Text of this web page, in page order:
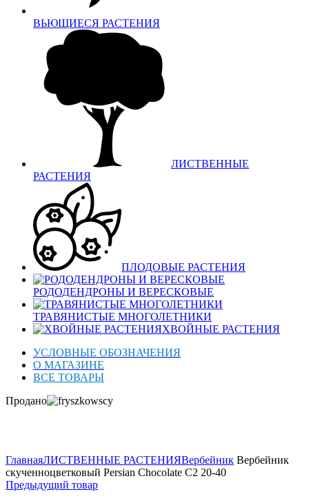
ВЬЮЩИЕСЯ РАСТЕНИЯ
ЛИСТВЕННЫЕ
РАСТЕНИЯ
ПЛОДОВЫЕ РАСТЕНИЯ
РОДОДЕНДРОНЫ И ВЕРЕСКОВЫЕ
ТРАВЯНИСТЫЕ МНОГОЛЕТНИКИ
ХВОЙНЫЕ РАСТЕНИЯ
УСЛОВНЫЕ ОБОЗНАЧЕНИЯ
О МАГАЗИНЕ
ВСЕ ТОВАРЫ
Продано
ГлавнаяЛИСТВЕННЫЕ РАСТЕНИЯВербейник Вербейник
скученноцветковый Persian Chocolate C2 20-40
Предыдущий товар